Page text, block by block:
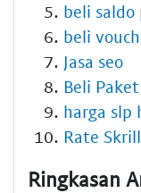
beli saldo
beli
Jasa seo
Beli
harga slp
Rate
Ringkasan